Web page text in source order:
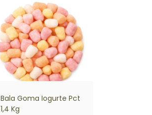
Bala Goma Iogurte Pct
1,4 Kg